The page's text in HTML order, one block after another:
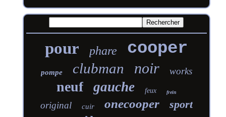
pour phare cooper
pompe clubman noir works
neuf gauche feux frein
original cuir onecooper sport